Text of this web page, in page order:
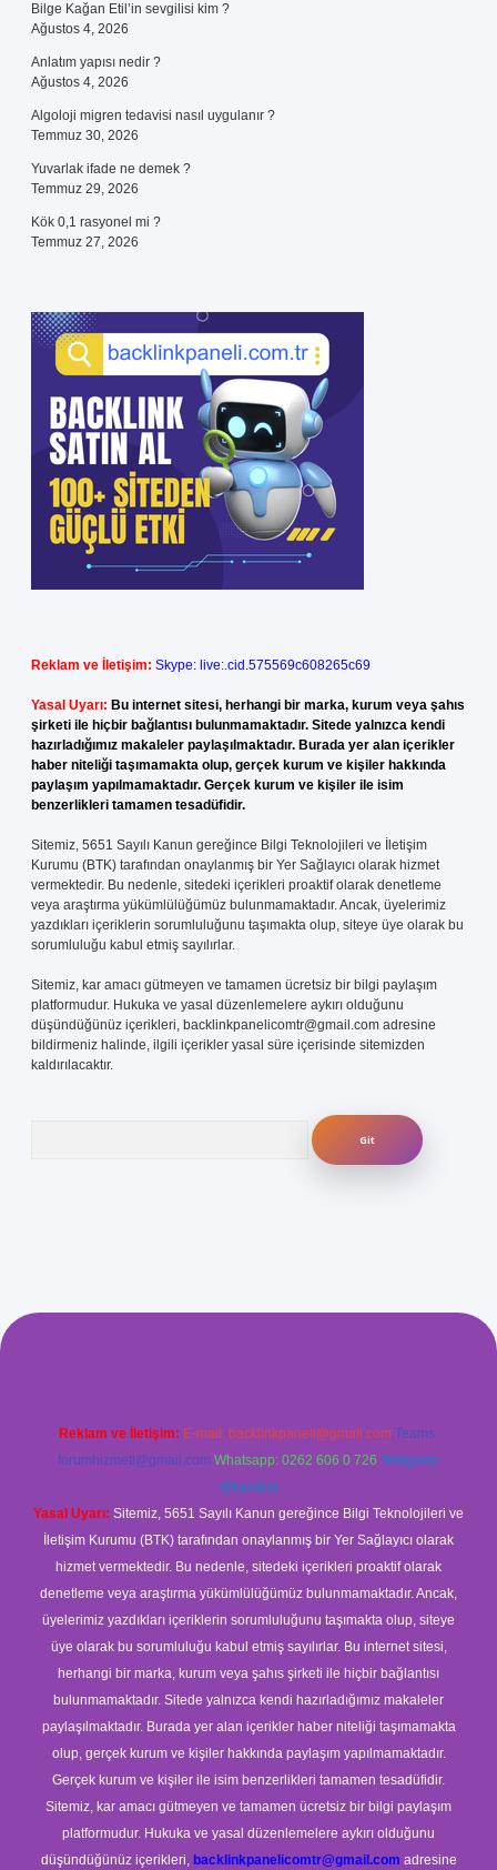
Bilge Kağan Etil’in sevgilisi kim ?
Ağustos 4, 2026
Anlatım yapısı nedir ?
Ağustos 4, 2026
Algoloji migren tedavisi nasıl uygulanır ?
Temmuz 30, 2026
Yuvarlak ifade ne demek ?
Temmuz 29, 2026
Kök 0,1 rasyonel mi ?
Temmuz 27, 2026
Reklam ve İletişim: Skype: live:.cid.575569c608265c69
Yasal Uyarı: Bu internet sitesi, herhangi bir marka, kurum veya şahıs
şirketi ile hiçbir bağlantısı bulunmamaktadır. Sitede yalnızca kendi
hazırladığımız makaleler paylaşılmaktadır. Burada yer alan içerikler
haber niteliği taşımamakta olup, gerçek kurum ve kişiler hakkında
paylaşım yapılmamaktadır. Gerçek kurum ve kişiler ile isim
benzerlikleri tamamen tesadüfidir.
Sitemiz, 5651 Sayılı Kanun gereğince Bilgi Teknolojileri ve İletişim
Kurumu (BTK) tarafından onaylanmış bir Yer Sağlayıcı olarak hizmet
vermektedir. Bu nedenle, sitedeki içerikleri proaktif olarak denetleme
veya araştırma yükümlülüğümüz bulunmamaktadır. Ancak, üyelerimiz
yazdıkları içeriklerin sorumluluğunu taşımakta olup, siteye üye olarak bu
sorumluluğu kabul etmiş sayılırlar.
Sitemiz, kar amacı gütmeyen ve tamamen ücretsiz bir bilgi paylaşım
platformudur. Hukuka ve yasal düzenlemelere aykırı olduğunu
düşündüğünüz içerikleri, backlinkpanelicomtr@gmail.com adresine
bildirmeniz halinde, ilgili içerikler yasal süre içerisinde sitemizden
kaldırılacaktır.
Reklam ve İletişim: E-mail: backlinkpaneli@gmail.com Teams:
forumhizmeti@gmail.com Whatsapp: 0262 606 0 726 Telegram:
@karabul
Yasal Uyarı: Sitemiz, 5651 Sayılı Kanun gereğince Bilgi Teknolojileri ve
İletişim Kurumu (BTK) tarafından onaylanmış bir Yer Sağlayıcı olarak
hizmet vermektedir. Bu nedenle, sitedeki içerikleri proaktif olarak
denetleme veya araştırma yükümlülüğümüz bulunmamaktadır. Ancak,
üyelerimiz yazdıkları içeriklerin sorumluluğunu taşımakta olup, siteye
üye olarak bu sorumluluğu kabul etmiş sayılırlar. Bu internet sitesi,
herhangi bir marka, kurum veya şahıs şirketi ile hiçbir bağlantısı
bulunmamaktadır. Sitede yalnızca kendi hazırladığımız makaleler
paylaşılmaktadır. Burada yer alan içerikler haber niteliği taşımamakta
olup, gerçek kurum ve kişiler hakkında paylaşım yapılmamaktadır.
Gerçek kurum ve kişiler ile isim benzerlikleri tamamen tesadüfidir.
Sitemiz, kar amacı gütmeyen ve tamamen ücretsiz bir bilgi paylaşım
platformudur. Hukuka ve yasal düzenlemelere aykırı olduğunu
düşündüğünüz içerikleri, backlinkpanelicomtr@gmail.com adresine